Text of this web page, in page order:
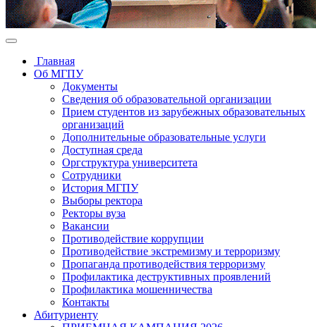
Главная
Об МГПУ
Документы
Сведения об образовательной организации
Прием студентов из зарубежных образовательных
организаций
Дополнительные образовательные услуги
Доступная среда
Оргструктура университета
Сотрудники
История МГПУ
Выборы ректора
Ректоры вуза
Вакансии
Противодействие коррупции
Противодействие экстремизму и терроризму
Пропаганда противодействия терроризму
Профилактика деструктивных проявлений
Профилактика мошенничества
Контакты
Абитуриенту